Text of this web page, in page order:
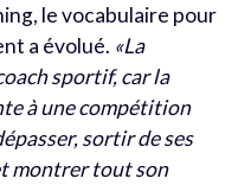
le vocabulaire pour
a évolué. «La
sportif, car la
à une compétition
sortir de ses
montrer tout son